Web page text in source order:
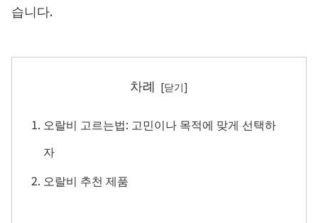
습니다.
차례
오랄비 고르는법: 고민이나 목적에 맞게 선택하
자
오랄비 추천 제품